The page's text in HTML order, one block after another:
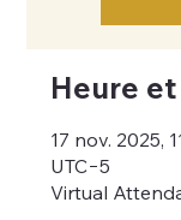
Heure
17 nov. 2025,
UTC−5
Virtual